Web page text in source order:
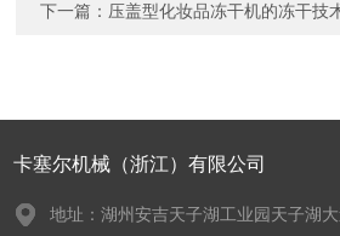
下一篇： 压盖型化妆品冻干机的冻干技
卡塞尔机械（浙江）有限公司
地址：湖州安吉天子湖工业园天子湖